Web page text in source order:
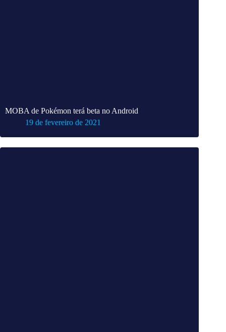
MOBA de Pokémon terá beta no Android
19 de fevereiro de 2021